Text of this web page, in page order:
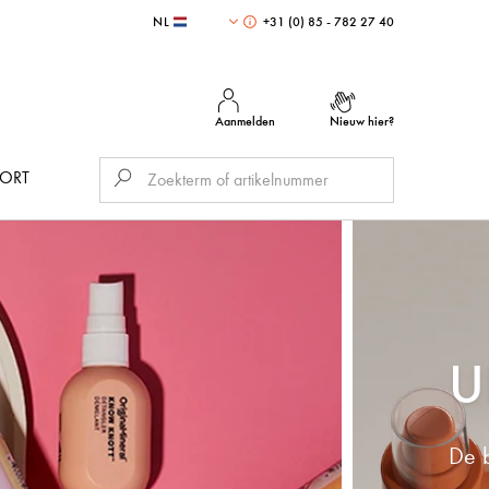
NL +31 (0) 85 - 782 27 40
Aanmelden Nieuw hier?
De